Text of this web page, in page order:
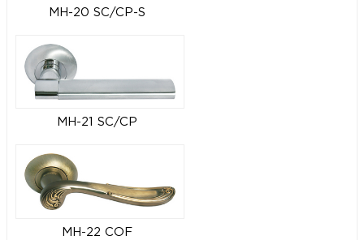
MH-20 SC/CP-S
MH-21 SC/CP
MH-22 COF